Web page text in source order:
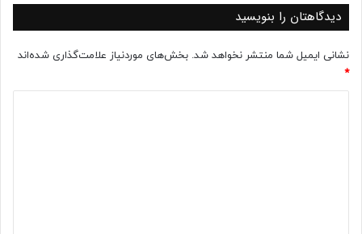
دیدگاهتان را بنویسید
نشانی ایمیل شما منتشر نخواهد شد. بخش‌های موردنیاز علامت‌گذاری شده‌اند
*